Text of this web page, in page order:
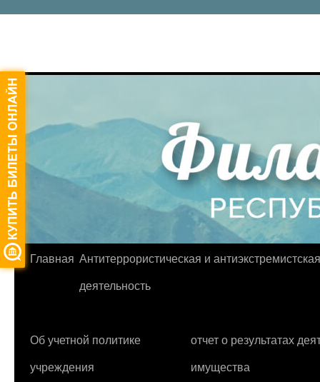
Перейти
Главная Антитеррористическая и антиэкстремистская
деятельность
Об учетной политике
учреждения
отчет о результатах
имущества